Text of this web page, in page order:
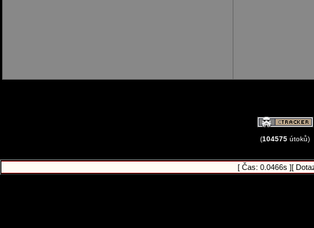
(104575 útoků)
[ Čas: 0.0466s ][